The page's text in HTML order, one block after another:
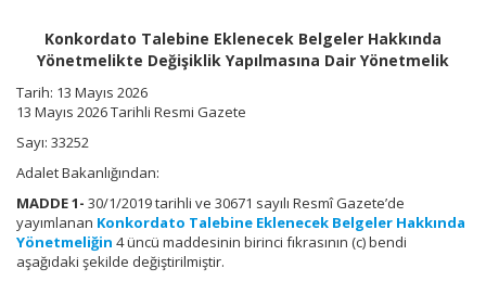
Konkordato Talebine Eklenecek Belgeler Hakkında
Yönetmelikte Değişiklik Yapılmasına Dair Yönetmelik
Tarih: 13 Mayıs 2026
13 Mayıs 2026 Tarihli Resmi Gazete
Sayı: 33252
Adalet Bakanlığından:
MADDE 1- 30/1/2019 tarihli ve 30671 sayılı Resmî Gazete’de
yayımlanan Konkordato Talebine Eklenecek Belgeler Hakkında
Yönetmeliğin 4 üncü maddesinin birinci fıkrasının (c) bendi
aşağıdaki şekilde değiştirilmiştir.